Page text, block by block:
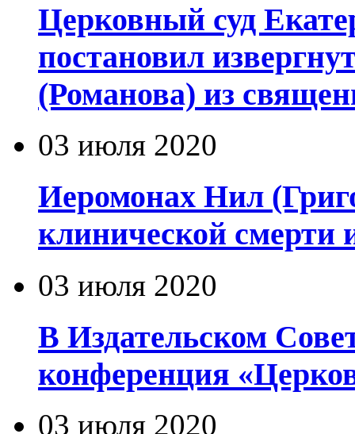
Церковный суд
постановил
(Романова) из
03 июля 2020
Иеромонах Нил
клинической смерти
03 июля 2020
В Издательском
конференция
03 июля 2020